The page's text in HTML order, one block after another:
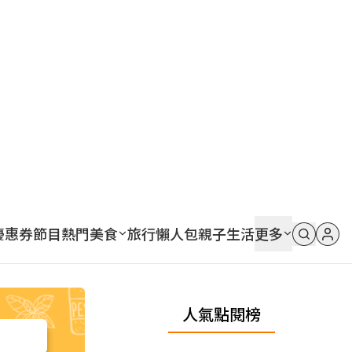
惠券節目熱門美食 旅行懶人包親子生活更多
人氣點閱榜